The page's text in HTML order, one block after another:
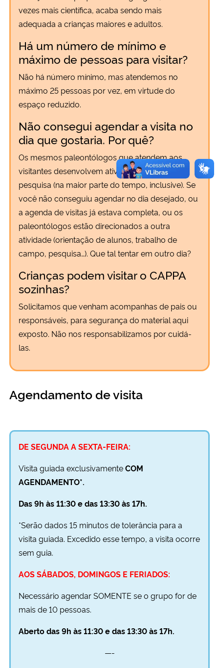
vezes mais científica, acaba sendo mais
adequada a crianças maiores e adultos.
Há um número de mínimo e
máximo de pessoas para visitar?
Não há número mínimo, mas atendemos no
máximo 25 pessoas por vez, em virtude do
espaço reduzido.
Não consegui agendar a visita no
dia que gostaria. Por quê?
Os mesmos paleontólogos que atendem aos
visitantes desenvolvem atividades de ensino e
pesquisa (na maior parte do tempo, inclusive). Se
você não conseguiu agendar no dia desejado, ou
a agenda de visitas já estava completa, ou os
paleontólogos estão direcionados a outra
atividade (orientação de alunos, trabalho de
campo, pesquisa…). Que tal tentar em outro dia?
Crianças podem visitar o CAPPA
sozinhas?
Solicitamos que venham acompanhas de pais ou
responsáveis, para segurança do material aqui
exposto. Não nos responsabilizamos por cuidá-
las.
Agendamento de visita
DE SEGUNDA A SEXTA-FEIRA:
Visita guiada exclusivamenteCOM
AGENDAMENTO*.
Das 9h às 11:30 e das 13:30 às 17h.
*Serão dados 15 minutos de tolerância para a
visita guiada. Excedido esse tempo, a visita ocorre
sem guia.
AOS SÁBADOS, DOMINGOS E FERIADOS:
Necessário agendar SOMENTE se o grupo for de
mais de 10 pessoas.
Aberto das 9h às 11:30 e das 13:30 às 17h.
—-